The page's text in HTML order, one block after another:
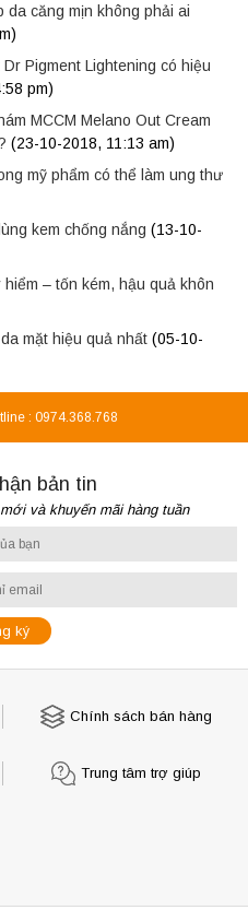
da căng mịn không phải ai
Pigment Lightening có hiệu
pm)
MCCM Melano Out Cream
(23-10-2018, 11:13 am)
mỹ phẩm có thể làm ung thư
kem chống nắng (13-10-
– tốn kém, hậu quả khôn
mặt hiệu quả nhất (05-10-
: 0974.368.768
bản tin
và khuyến mãi hàng tuần
Chính sách bán hàng
Trung tâm trợ giúp